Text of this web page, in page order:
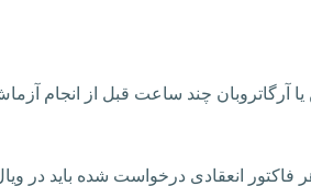
آرگاتروبان چند ساعت قبل از انجام
هر فاکتور انعقادی درخواست شده باید